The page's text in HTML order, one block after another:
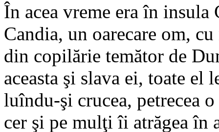
În acea vreme era în insula
Candia, un oarecare om,
din copilărie temător de
aceasta şi slava ei, toate el
luîndu-şi crucea, petrecea
cer şi pe mulţi îi atrăgea în